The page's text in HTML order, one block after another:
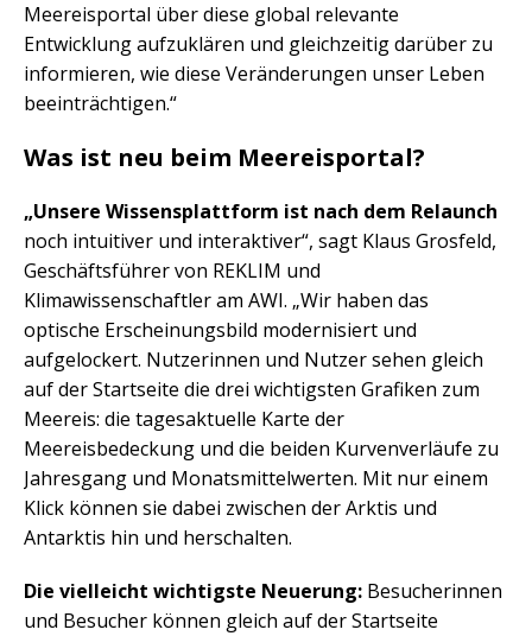
Meereisportal über diese global relevante
Entwicklung aufzuklären und gleichzeitig darüber zu
informieren, wie diese Veränderungen unser Leben
beeinträchtigen.“
Was ist neu beim Meereisportal?
„Unsere Wissensplattform ist nach dem Relaunch
noch intuitiver und interaktiver“, sagt Klaus Grosfeld,
Geschäftsführer von REKLIM und
Klimawissenschaftler am AWI. „Wir haben das
optische Erscheinungsbild modernisiert und
aufgelockert. Nutzerinnen und Nutzer sehen gleich
auf der Startseite die drei wichtigsten Grafiken zum
Meereis: die tagesaktuelle Karte der
Meereisbedeckung und die beiden Kurvenverläufe zu
Jahresgang und Monatsmittelwerten. Mit nur einem
Klick können sie dabei zwischen der Arktis und
Antarktis hin und herschalten.
Die vielleicht wichtigste Neuerung: Besucherinnen
und Besucher können gleich auf der Startseite